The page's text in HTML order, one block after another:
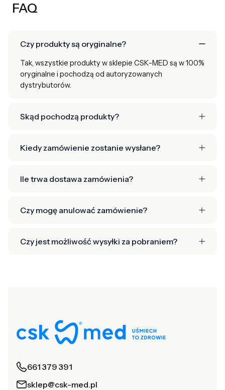
FAQ
Czy produkty są oryginalne?
Tak, wszystkie produkty w sklepie CSK-MED są w 100%
oryginalne i pochodzą od autoryzowanych
dystrybutorów.
Skąd pochodzą produkty?
Kiedy zamówienie zostanie wysłane?
Ile trwa dostawa zamówienia?
Czy mogę anulować zamówienie?
Czy jest możliwość wysyłki za pobraniem?
661 379 391
sklep@csk-med.pl